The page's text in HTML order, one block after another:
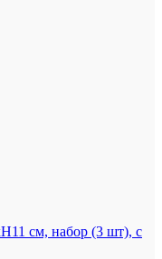
см, набор (3 шт), с